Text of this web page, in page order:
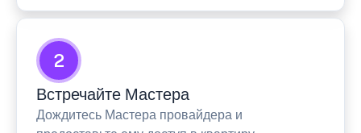
2
Встречайте Мастера
Дождитесь Мастера провайдера и